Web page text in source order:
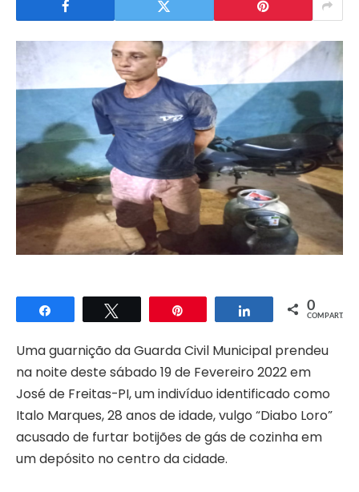
Compartilhar Compartilhar
0
COMPART.
Uma guarnição da Guarda Civil Municipal prendeu
na noite deste sábado 19 de Fevereiro 2022 em
José de Freitas-PI, um indivíduo identificado como
Italo Marques, 28 anos de idade, vulgo “Diabo Loro”
acusado de furtar botijões de gás de cozinha em
um depósito no centro da cidade.